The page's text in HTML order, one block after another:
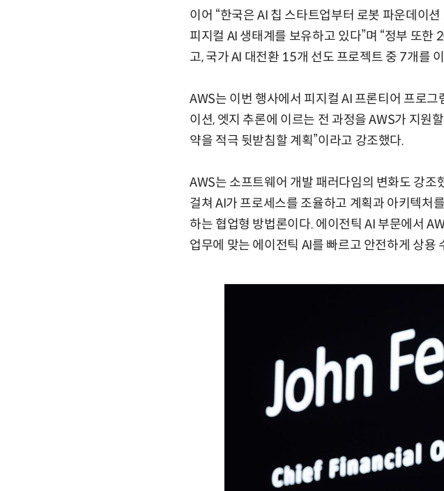
이어 “한국은 AI 칩 스타트업부터 로봇 파운데이
피지컬 AI 생태계를 보유하고 있다”며 “정부 또
고, 국가 AI 대전환 15개 선도 프로젝트 중 7개를
AWS는 이번 행사에서 피지컬 AI 프론티어 프로그
이션, 엣지 추론에 이르는 전 과정을 AWS가 지원
약을 적극 뒷받침할 계획”이라고 강조했다.
AWS는 소프트웨어 개발 패러다임의 변화도 강조
걸쳐 AI가 프로세스를 조율하고 계획과 아키텍처
하는 협업형 방법론이다. 에이전틱 AI 부문에서
업무에 맞는 에이전틱 AI를 빠르고 안전하게 상용